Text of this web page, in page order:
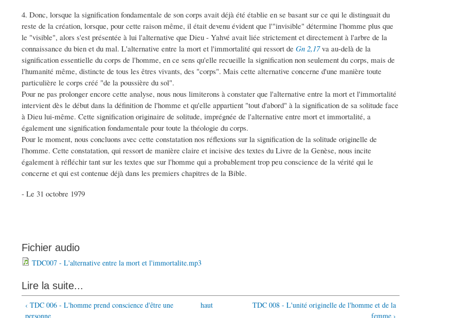
4. Donc, lorsque la signification fondamentale de son corps avait déjà été établie en se basant sur ce qui le distinguait du
reste de la création, lorsque, pour cette raison même, il était devenu évident que l'"invisible" détermine l'homme plus que
le "visible", alors s'est présentée à lui l'alternative que Dieu - Yahvé avait liée strictement et directement à l'arbre de la
connaissance du bien et du mal. L'alternative entre la mort et l'immortalité qui ressort de Gn 2,17va au-delà de la
signification essentielle du corps de l'homme, en ce sens qu'elle recueille la signification non seulement du corps, mais de
l'humanité même, distincte de tous les êtres vivants, des "corps". Mais cette alternative concerne d'une manière toute
particulière le corps créé "de la poussière du sol".
Pour ne pas prolonger encore cette analyse, nous nous limiterons à constater que l'alternative entre la mort et l'immortalité
intervient dès le début dans la définition de l'homme et qu'elle appartient "tout d'abord" à la signification de sa solitude face
à Dieu lui-même. Cette signification originaire de solitude, imprégnée de l'alternative entre mort et immortalité, a
également une signification fondamentale pour toute la théologie du corps.
Pour le moment, nous concluons avec cette constatation nos réflexions sur la signification de la solitude originelle de
l'homme. Cette constatation, qui ressort de manière claire et incisive des textes du Livre de la Genèse, nous incite
également à réfléchir tant sur les textes que sur l'homme qui a probablement trop peu conscience de la vérité qui le
concerne et qui est contenue déjà dans les premiers chapitres de la Bible.
- Le 31 octobre 1979
Fichier audio
TDC007 - L'alternative entre la mort et l'immortalite.mp3
Lire la suite...
‹ TDC 006 - L'homme prend conscience d'être une
personne
haut
TDC 008 - L'unité originelle de l'homme et de la
femme ›